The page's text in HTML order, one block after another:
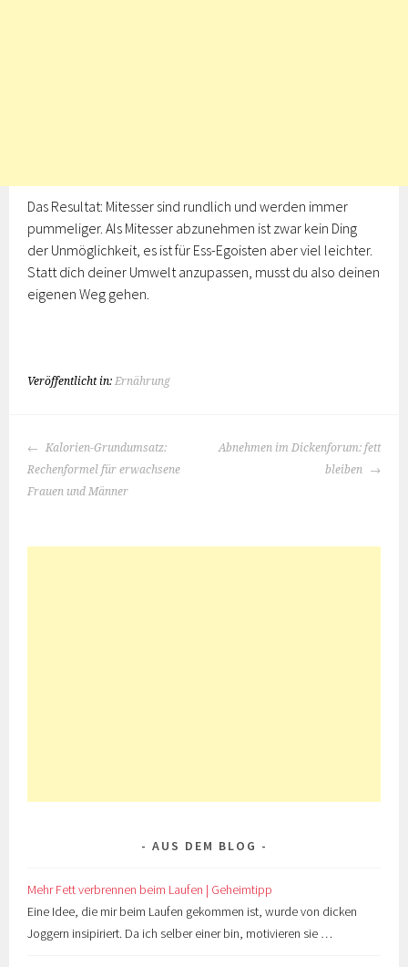
Das Resultat: Mitesser sind rundlich und werden immer
pummeliger. Als Mitesser abzunehmen ist zwar kein Ding
der Unmöglichkeit, es ist für Ess-Egoisten aber viel leichter.
Statt dich deiner Umwelt anzupassen, musst du also deinen
eigenen Weg gehen.
Veröffentlicht in:Ernährung
BEITRAGS-
NAVIGATION
Kalorien-Grundumsatz:
Rechenformel für erwachsene
Frauen und Männer
Abnehmen im Dickenforum: fett
bleiben
AUS DEM BLOG
Mehr Fett verbrennen beim Laufen | Geheimtipp
Eine Idee, die mir beim Laufen gekommen ist, wurde von dicken
Joggern insipiriert. Da ich selber einer bin, motivieren sie …